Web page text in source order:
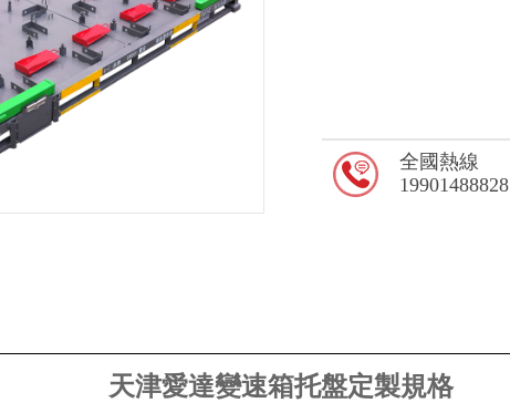
全國熱線
19901488828
天津愛達變速箱托盤定製規格